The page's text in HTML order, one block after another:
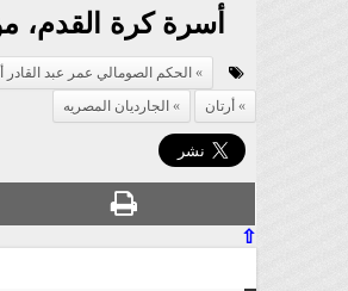
أسرة كرة القدم،
الحكم الصومالي عمر عبد القادر
أرتان
الجارديان المصريه
⇧